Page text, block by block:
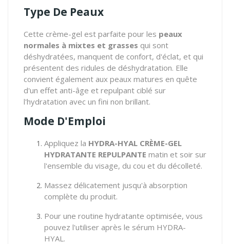
Type De Peaux
Cette crème-gel est parfaite pour les peaux
normales à mixtes et grasses qui sont
déshydratées, manquent de confort, d'éclat, et qui
présentent des ridules de déshydratation. Elle
convient également aux peaux matures en quête
d'un effet anti-âge et repulpant ciblé sur
l'hydratation avec un fini non brillant.
Mode D'Emploi
Appliquez la HYDRA-HYAL CRÈME-GEL
HYDRATANTE REPULPANTE matin et soir sur
l'ensemble du visage, du cou et du décolleté.
Massez délicatement jusqu'à absorption
complète du produit.
Pour une routine hydratante optimisée, vous
pouvez l'utiliser après le sérum HYDRA-
HYAL.